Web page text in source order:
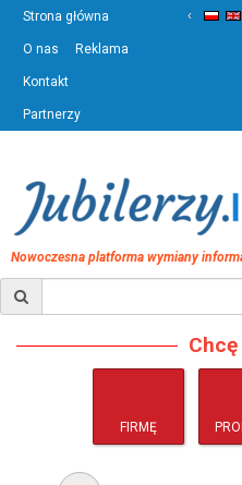
Strona główna
O nas Reklama
Kontakt
Partnerzy
‹
Nowoczesna platforma wymiany
FIRMĘ